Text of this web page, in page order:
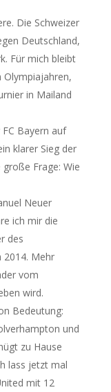
Die Schweizer
Deutschland,
Für mich bleibt
Olympiajahren,
in Mailand
Bayern auf
klarer Sieg der
Frage: Wie
Neuer
ich mir die
des
2014. Mehr
vom
wird.
Bedeutung:
und
zu Hause
lass jetzt mal
mit 12